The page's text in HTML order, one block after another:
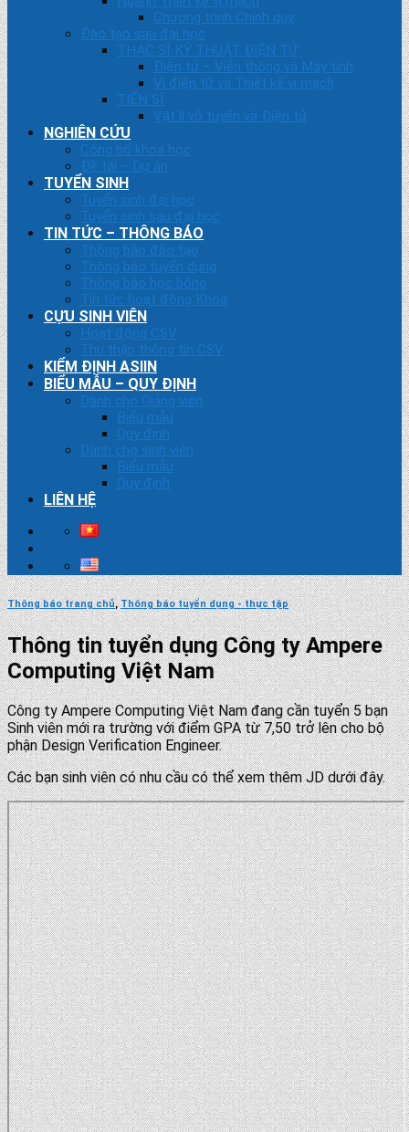
Chương trình Chính quy
Đào tạo sau đại học
THẠC SĨ KỸ THUẬT ĐIỆN TỬ
Điện tử – Viễn thông và Máy tính
Vi điện tử và Thiết kế vi mạch
TIẾN SĨ
Vật lí vô tuyến và Điện tử
NGHIÊN CỨU
Công bố khoa học
Đề tài – Dự án
TUYỂN SINH
Tuyển sinh đại học
Tuyển sinh sau đại học
TIN TỨC – THÔNG BÁO
Thông báo đào tạo
Thông báo tuyển dụng
Thông báo học bổng
Tin tức hoạt động Khoa
CỰU SINH VIÊN
Hoạt động CSV
Thu thập thông tin CSV
KIỂM ĐỊNH ASIIN
BIỂU MẪU – QUY ĐỊNH
Dành cho Giảng viên
Biểu mẫu
Quy định
Dành cho sinh viên
Biểu mẫu
Quy định
LIÊN HỆ
Thông báo trang chủ,Thông báo tuyển dụng - thực tập
Thông tin tuyển dụng Công ty Ampere
Computing Việt Nam
Công ty Ampere Computing Việt Nam đang cần tuyển 5 bạn
Sinh viên mới ra trường với điểm GPA từ 7,50 trở lên cho bộ
phận Design Verification Engineer.
Các bạn sinh viên có nhu cầu có thể xem thêm JD dưới đây.